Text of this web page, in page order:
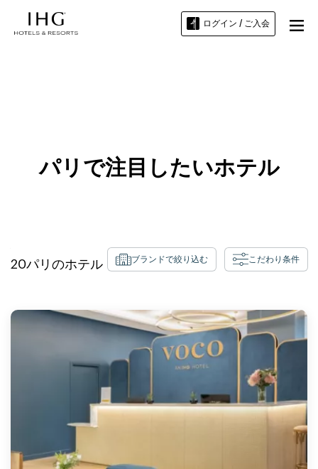
ログイン / ご入会
パリで注目したいホテル
20パリ のホテル ブランドで絞り込む こだわり条件